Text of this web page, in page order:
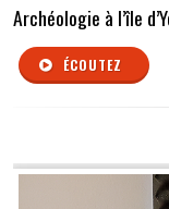
Archéologie à l’île
ÉCOUTEZ